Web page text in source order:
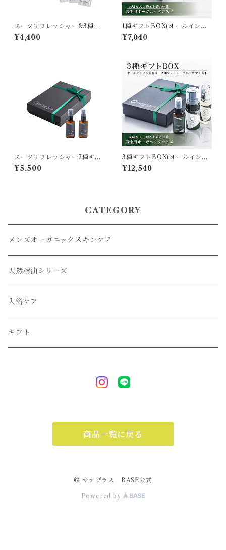
スーツリフレッシャー&3種バ
スソルト4種ギフトBOX [tam
amono organic]
¥4,400
1種ギフトBOX(オールインワ
ン美容液) [tamamono organ
ic MEN]
¥7,040
スーツリフレッシャー2種ギフ
トBOX [tamamono organi
c]
¥5,500
3種ギフトBOX(オールインワ
ン美容液・洗顔・スーツリフ
レッシャー) [tamamono org
¥12,540
CATEGORY
メンズオーガニックスキンケア
天然精油シリーズ
入浴ケア
ギフト
商品一覧に戻る
© マナプラス BASE公式
Powered by